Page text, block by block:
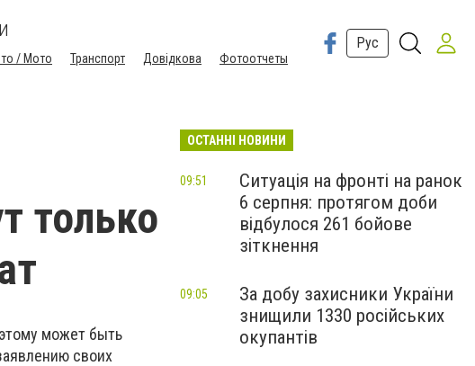
/ Мото Транспорт Довідкова Фотоотчеты
Рус
только
может быть
своих
ОСТАННІ НОВИНИ
Ситуація на фронті на ранок
6 серпня: протягом доби
відбулося 261 бойове
зіткнення
09:51
За добу захисники України
знищили 1330 російських
окупантів
09:05